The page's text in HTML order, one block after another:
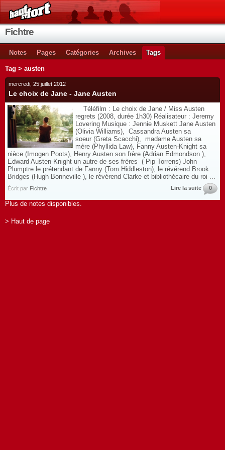
Fichtre
Notes Pages Catégories Archives Tags
Tag > austen
mercredi, 25 juillet 2012
Le choix de Jane - Jane Austen
Téléfilm : Le choix de Jane / Miss Austen
regrets (2008, durée 1h30) Réalisateur : Jeremy
Lovering Musique : Jennie Muskett Jane Austen
(Olivia Williams), Cassandra Austen sa
soeur (Greta Scacchi), madame Austen sa
mère (Phyllida Law), Fanny Austen-Knight sa
nièce (Imogen Poots), Henry Austen son frère (Adrian Edmondson ),
Edward Austen-Knight un autre de ses frères ( Pip Torrens) John
Plumptre le prétendant de Fanny (Tom Hiddleston), le révérend Brook
Bridges (Hugh Bonneville ), le révérend Clarke et bibliothécaire du roi ...
Écrit par Fichtre Lire la suite 0
Plus de notes disponibles.
> Haut de page